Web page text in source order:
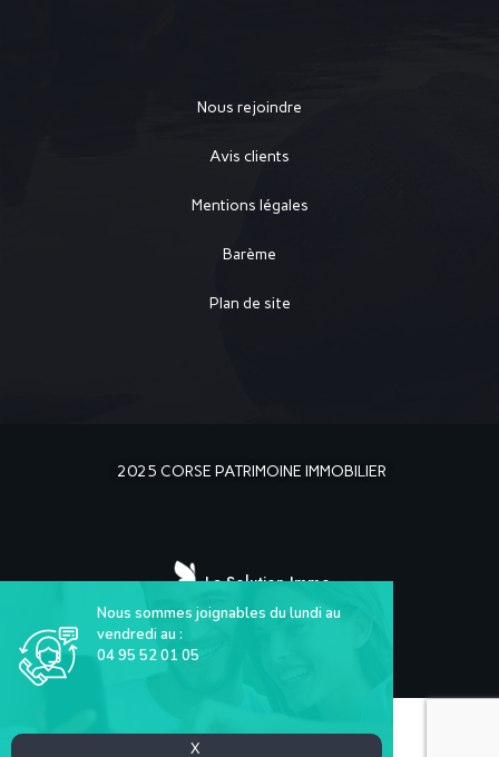
Nous rejoindre
Avis clients
Mentions légales
Barème
Plan de site
2025 CORSE PATRIMOINE IMMOBILIER
La Solution Immo
Nous sommes joignables du lundi au
vendredi au :
04 95 52 01 05
X